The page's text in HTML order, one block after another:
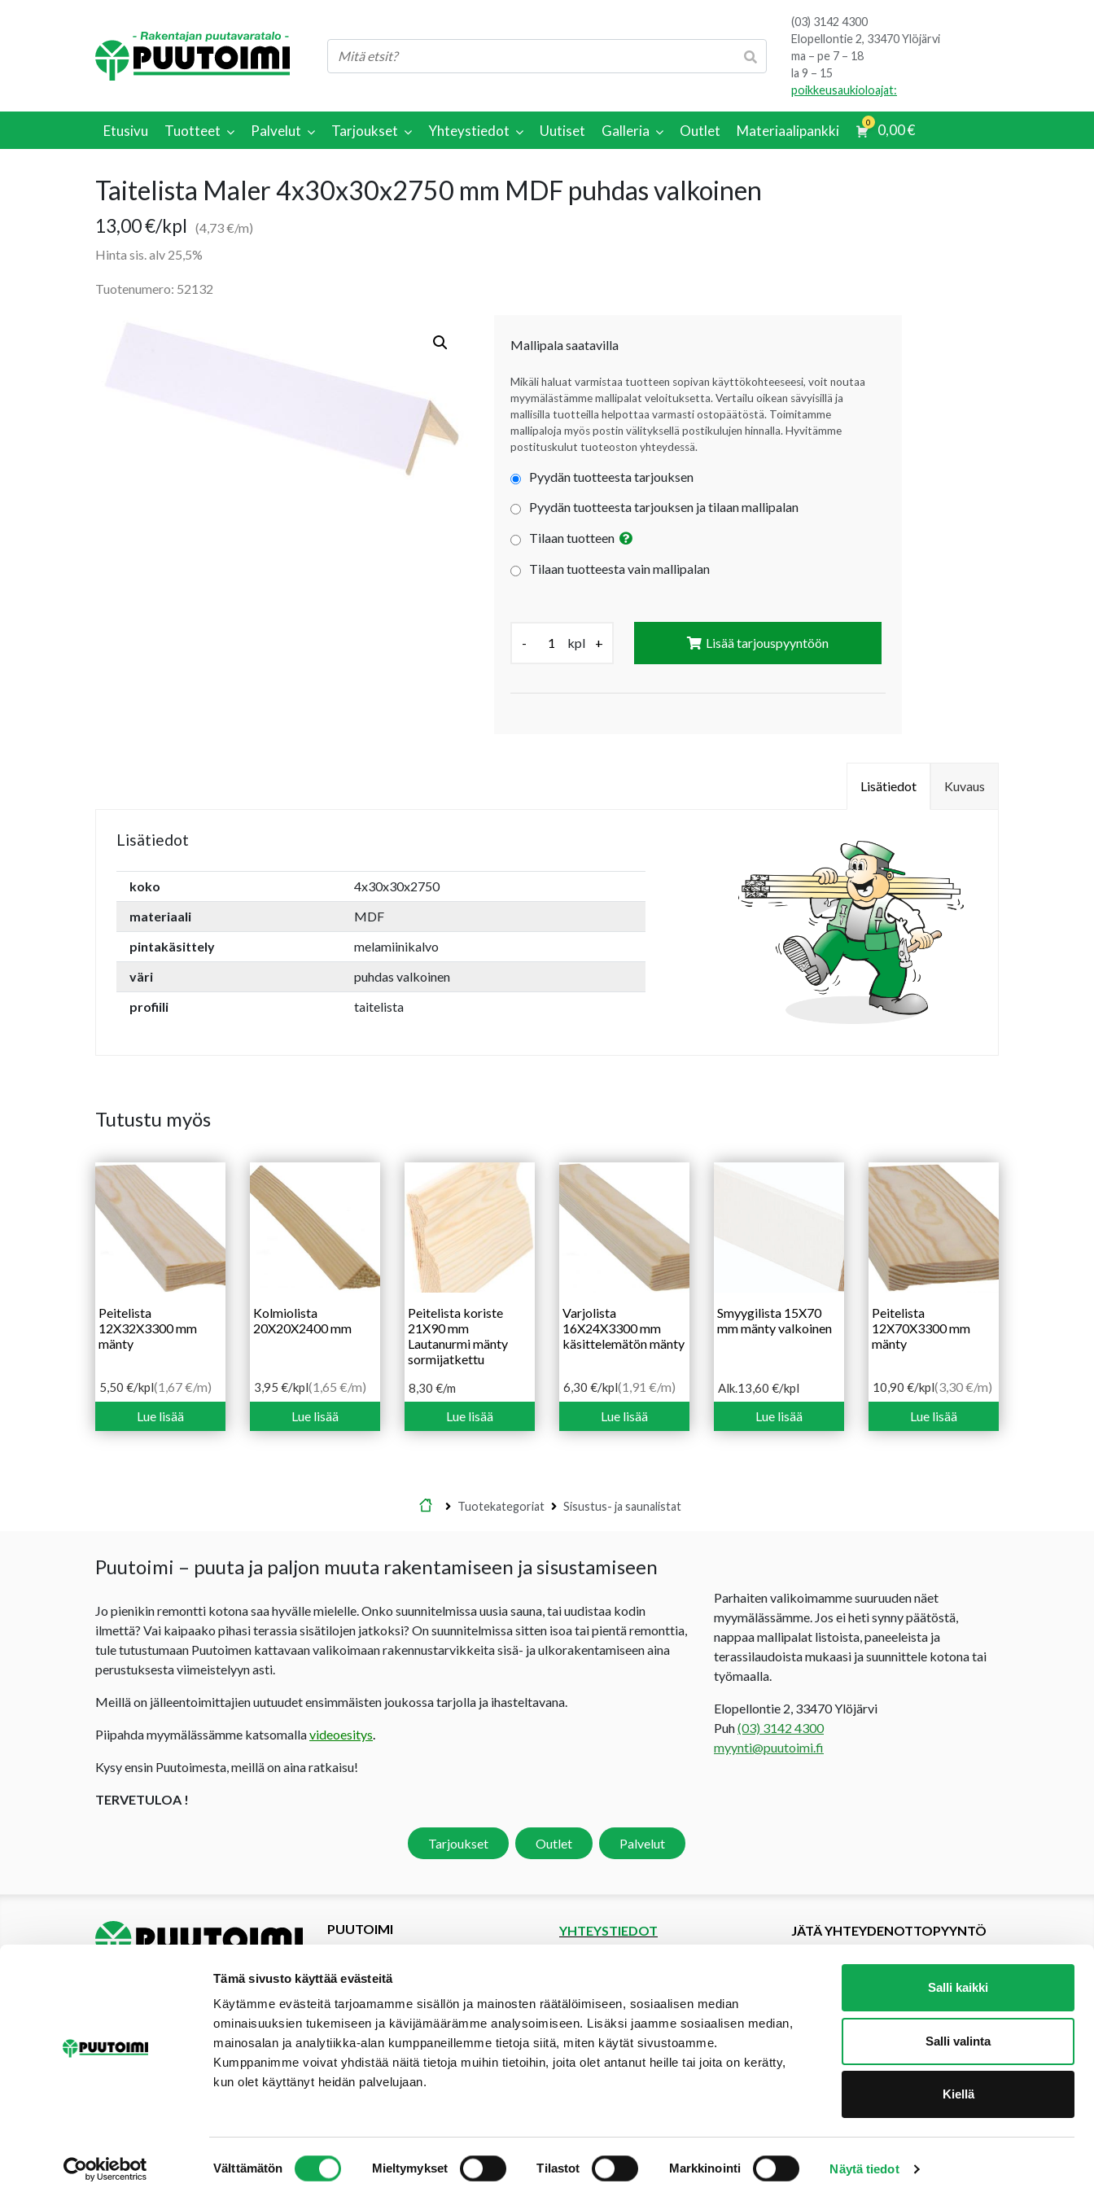
Tämä sivusto käyttää evästeitä
Käytämme evästeitä tarjoamamme sisällön ja mainosten räätälöimiseen, sosiaalisen median
ominaisuuksien tukemiseen ja kävijämäärämme analysoimiseen. Lisäksi jaamme sosiaalisen median,
mainosalan ja analytiikka-alan kumppaneillemme tietoja siitä, miten käytät sivustoamme.
Kumppanimme voivat yhdistää näitä tietoja muihin tietoihin, joita olet antanut heille tai joita on kerätty,
kun olet käyttänyt heidän palvelujaan.
Välttämätön Mieltymykset Tilastot Markkinointi Näytä tiedot
Salli kaikki
Salli valinta
Kiellä
(03) 3142 4300
Elopellontie 2, 33470 Ylöjärvi
ma – pe 7 – 18
la 9 – 15
poikkeusaukioloajat:
Etusivu Tuotteet Palvelut Tarjoukset Yhteystiedot Uutiset Galleria Outlet Materiaalipankki 0 0,00€
Taitelista Maler 4x30x30x2750 mm MDF puhdas valkoinen
13,00€/kpl
(4,73 €/m)
Hinta sis. alv 25,5%
Tuotenumero: 52132
Mallipala saatavilla
Mikäli haluat varmistaa tuotteen sopivan käyttökohteeseesi, voit noutaa
myymälästämme mallipalat veloituksetta. Vertailu oikean sävyisillä ja
mallisilla tuotteilla helpottaa varmasti ostopäätöstä. Toimitamme
mallipaloja myös postin välityksellä postikulujen hinnalla. Hyvitämme
postituskulut tuoteoston yhteydessä.
Pyydän tuotteesta tarjouksen
Pyydän tuotteesta tarjouksen ja tilaan mallipalan
Tilaan tuotteen
Tilaan tuotteesta vain mallipalan
- kpl + Lisää tarjouspyyntöön
Kuvaus
Lisätiedot
Lisätiedot
koko
4x30x30x2750
materiaali
MDF
pintakäsittely
melamiinikalvo
väri
puhdas valkoinen
profiili
taitelista
Tutustu myös
Peitelista
12X32X3300 mm
mänty
5,50 €/kpl(1,67 €/m)
Lue lisää
Kolmiolista
20X20X2400 mm
3,95 €/kpl(1,65 €/m)
Lue lisää
Peitelista koriste
21X90 mm
Lautanurmi mänty
sormijatkettu
8,30 €/m
Lue lisää
Varjolista
16X24X3300 mm
käsittelemätön mänty
6,30 €/kpl(1,91 €/m)
Lue lisää
Smyygilista 15X70
mm mänty valkoinen
Alk. 13,60 €
Hintaluokka:
13,60 €
-
/kpl
Lue lisää
Peitelista
12X70X3300 mm
mänty
10,90 €/kpl(3,30 €/m)
Lue lisää
Etusivu
Tuotekategoriat Sisustus- ja saunalistat
Puutoimi – puuta ja paljon muuta rakentamiseen ja sisustamiseen
Jo pienikin remontti kotona saa hyvälle mielelle. Onko suunnitelmissa uusia sauna, tai uudistaa kodin
ilmettä? Vai kaipaako pihasi terassia sisätilojen jatkoksi? On suunnitelmissa sitten isoa tai pientä remonttia,
tule tutustumaan Puutoimen kattavaan valikoimaan rakennustarvikkeita sisä- ja ulkorakentamiseen aina
perustuksesta viimeistelyyn asti.
Meillä on jälleentoimittajien uutuudet ensimmäisten joukossa tarjolla ja ihasteltavana.
Piipahda myymälässämme katsomallavideoesitys.
Kysy ensin Puutoimesta, meillä on aina ratkaisu!
TERVETULOA !
Tarjoukset Outlet Palvelut
Parhaiten valikoimamme suuruuden näet
myymälässämme. Jos ei heti synny päätöstä,
nappaa mallipalat listoista, paneeleista ja
terassilaudoista mukaasi ja suunnittele kotona tai
työmaalla.
Elopellontie 2, 33470 Ylöjärvi
Puh(03) 3142 4300
myynti@puutoimi.fi
PUUTOIMI
Tarjoukset
Yhteystiedot
Materiaalipankki
Palvelut
Uutiset
Galleria
YHTEYSTIEDOT
Elopellontie 2, 33470 Ylöjärvi
Puh (03) 3142 4300 (vaihde)
myynti@puutoimi.fi
AVOINNA
poikkeusaukioloajat:
JÄTÄ YHTEYDENOTTOPYYNTÖ